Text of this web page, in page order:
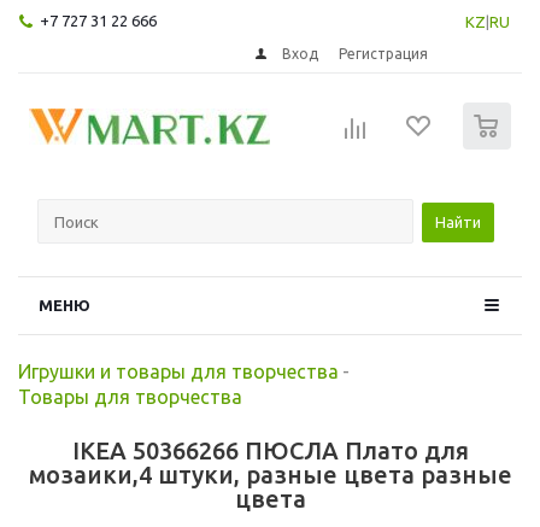
+7 727 31 22 666 KZ RU
Вход Регистрация
Найти
МЕНЮ
Игрушки и товары для творчества -
Товары для творчества
IKEA 50366266 ПЮСЛА Плато для
мозаики,4 штуки, разные цвета разные
цвета